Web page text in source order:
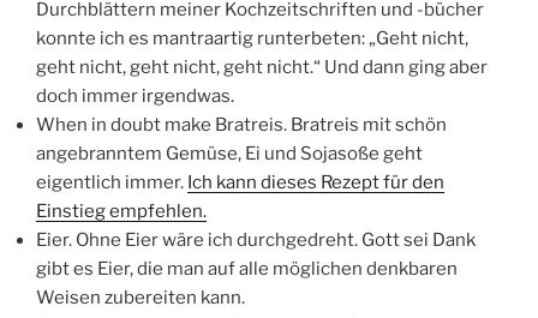
Durchblättern meiner Kochzeitschriften und -bücher
konnte ich es mantraartig runterbeten: „Geht nicht,
geht nicht, geht nicht, geht nicht.“ Und dann ging aber
doch immer irgendwas.
When in doubt make Bratreis. Bratreis mit schön
angebranntem Gemüse, Ei und Sojasoße geht
eigentlich immer. Ich kann dieses Rezept für den
Einstieg empfehlen.
Eier. Ohne Eier wäre ich durchgedreht. Gott sei Dank
gibt es Eier, die man auf alle möglichen denkbaren
Weisen zubereiten kann.